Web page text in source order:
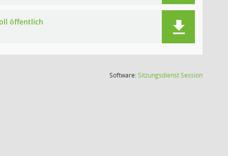
öffentlich
Software:SitzungsdienstSession(Wird in